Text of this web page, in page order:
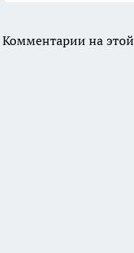
Комментарии на